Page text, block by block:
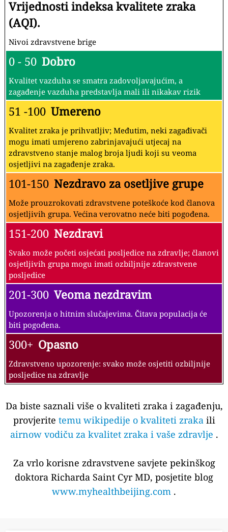
Vrijednosti indeksa kvalitete zraka
(AQI).
Nivoi zdravstvene brige
0 - 50 Dobro
Kvalitet vazduha se smatra zadovoljavajućim, a
zagađenje vazduha predstavlja mali ili nikakav rizik
51 -100 Umereno
Kvalitet zraka je prihvatljiv; Međutim, neki zagađivači
mogu imati umjereno zabrinjavajući utjecaj na
zdravstveno stanje malog broja ljudi koji su veoma
osjetljivi na zagađenje zraka.
101-150 Nezdravo za osetljive grupe
Može prouzrokovati zdravstvene poteškoće kod članova
osjetljivih grupa. Većina verovatno neće biti pogođena.
151-200 Nezdravi
Svako može početi osjećati posljedice na zdravlje; članovi
osjetljivih grupa mogu imati ozbiljnije zdravstvene
posljedice
201-300 Veoma nezdravim
Upozorenja o hitnim slučajevima. Čitava populacija će
biti pogođena.
300+ Opasno
Zdravstveno upozorenje: svako može osjetiti ozbiljnije
posljedice na zdravlje
Da biste saznali više o kvaliteti zraka i zagađenju,
provjerite temu wikipedije o kvaliteti zrakaili
airnow vodiču za kvalitet zraka i vaše zdravlje .
Za vrlo korisne zdravstvene savjete pekinškog
doktora Richarda Saint Cyr MD, posjetite blog
www.myhealthbeijing.com .